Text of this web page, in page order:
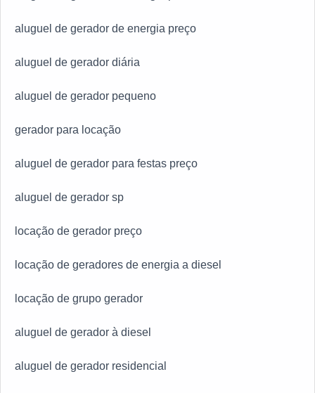
aluguel de gerador de energia preço
aluguel de gerador diária
aluguel de gerador pequeno
gerador para locação
aluguel de gerador para festas preço
aluguel de gerador sp
locação de gerador preço
locação de geradores de energia a diesel
locação de grupo gerador
aluguel de gerador à diesel
aluguel de gerador residencial